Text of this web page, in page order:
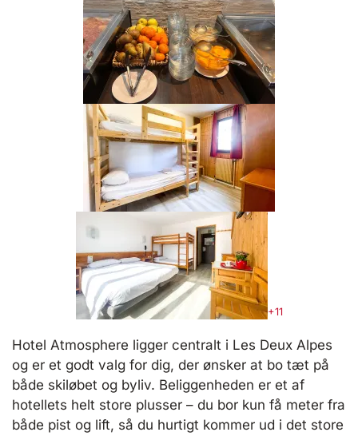
+11
Hotel Atmosphere ligger centralt i Les Deux Alpes
og er et godt valg for dig, der ønsker at bo tæt på
både skiløbet og byliv. Beliggenheden er et af
hotellets helt store plusser – du bor kun få meter fra
både pist og lift, så du hurtigt kommer ud i det store